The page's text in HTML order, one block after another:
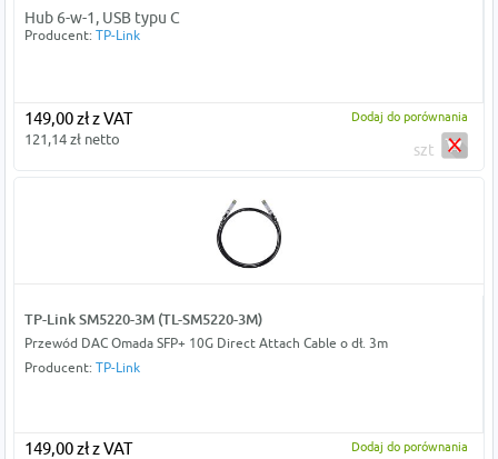
Hub 6-w-1, USB typu C
Producent: TP-Link
149,00 zł z VAT
121,14 zł netto
Dodaj do porównania
szt
TP-Link SM5220-3M (TL-SM5220-3M)
Przewód DAC Omada SFP+ 10G Direct Attach Cable o dł. 3m
Producent: TP-Link
149,00 zł z VAT Dodaj do porównania